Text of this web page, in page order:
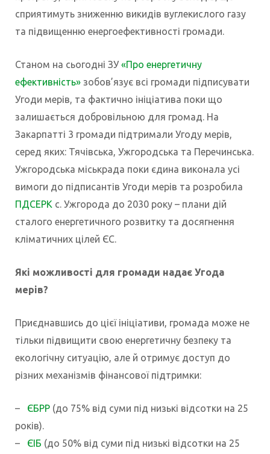
сприятимуть зниженню викидів вуглекислого газу
та підвищенню енергоефективності громади.
Станом на сьогодні ЗУ «Про енергетичну
ефективність» зобов’язує всі громади підписувати
Угоди мерів, та фактично ініціатива поки що
залишається добровільною для громад. На
Закарпатті 3 громади підтримали Угоду мерів,
серед яких: Тячівська, Ужгородська та Перечинська.
Ужгородська міськрада поки єдина виконала усі
вимоги до підписантів Угоди мерів та розробила
ПДСЕРК с. Ужгорода до 2030 року – плани дій
сталого енергетичного розвитку та досягнення
кліматичних цілей ЄС.
Які можливості для громади надає Угода
мерів?
Приєднавшись до цієї ініціативи, громада може не
тільки підвищити свою енергетичну безпеку та
екологічну ситуацію, але й отримує доступ до
різних механізмів фінансової підтримки:
– ЄБРР (до 75% від суми під низькі відсотки на 25
років).
– ЄІБ (до 50% від суми під низькі відсотки на 25